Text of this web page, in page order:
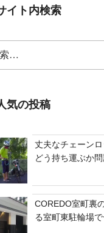
イト内検索
気の投稿
丈夫なチェーン
どう持ち運ぶか問
COREDO室町裏
る室町東駐輪場